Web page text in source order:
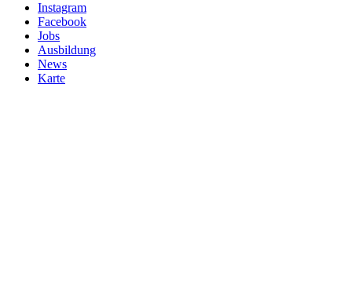
Instagram
Facebook
Jobs
Ausbildung
News
Karte